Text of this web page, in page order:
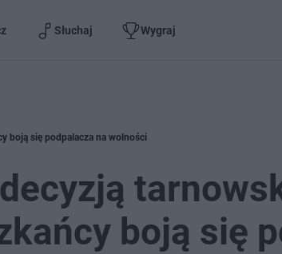
Słuchaj Wygraj
boją się podpalacza na wolności
boją się